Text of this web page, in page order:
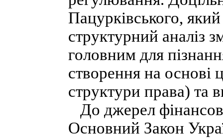
Пацурківського,
структурний аналіз
головним для
створення на основі
структури права) та
До джерел
Основний Закон